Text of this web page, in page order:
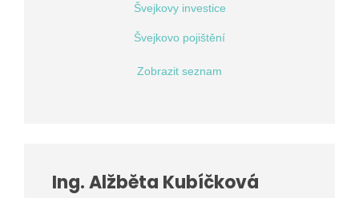
Švejkovy investice
Švejkovo pojištění
Zobrazit seznam
Ing. Alžběta Kubíčková